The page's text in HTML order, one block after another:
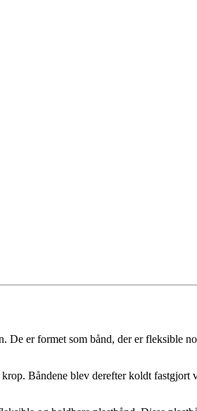
er formet som bånd, der er fleksible
Båndene blev derefter koldt